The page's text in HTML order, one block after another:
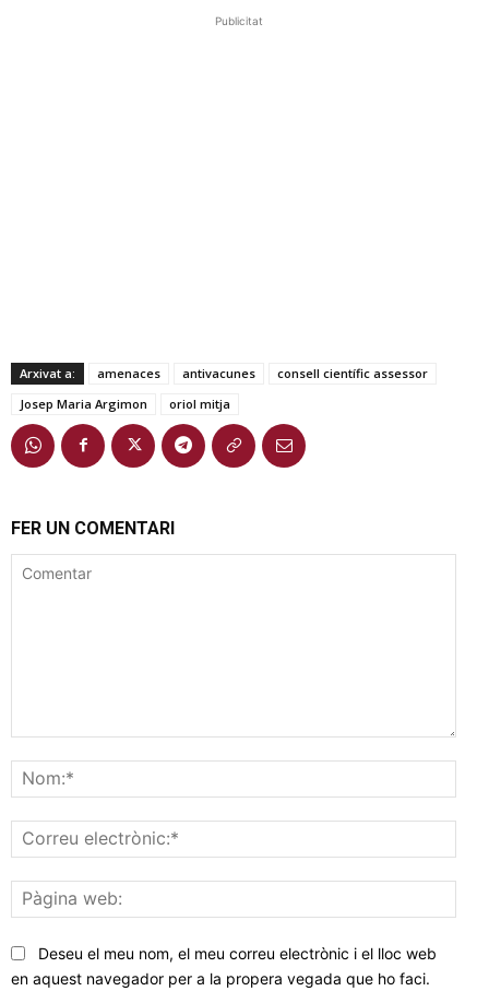
Publicitat
Arxivat a: amenaces antivacunes
consell científic assessor
Josep Maria Argimon
oriol mitja
FER UN COMENTARI
web:
Deseu el meu nom, el meu correu electrònic i el lloc web
en aquest navegador per a la propera vegada que ho faci.